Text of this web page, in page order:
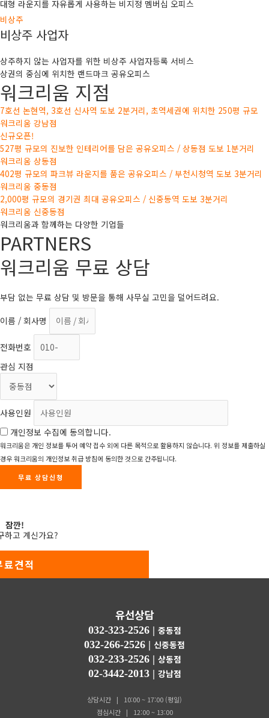
대형 라운지를 자유롭게 사용하는 비지정 멤버십 오피스
비상주
비상주 사업자
상주하지 않는 사업자를 위한 비상주 사업자등록 서비스
상권의 중심에 위치한 랜드마크 공유오피스
워크리움 지점
7호선 논현역, 3호선 신사역 도보 2분거리, 초역세권에 위치한 250평 규모
워크리움 강남점
신규오픈!
527평 규모의 진보한 인테리어를 담은 공유오피스 / 상동점 도보 1분거리
워크리움 상동점
402평 규모의 파크뷰 라운지를 품은 공유오피스 / 부천시청역 도보 3분거리
워크리움 중동점
2,000평 규모의 경기권 최대 공유오피스 / 신중동역 도보 3분거리
워크리움 신중동점
워크리움과 함께하는 다양한 기업들
PARTNERS
워크리움 무료 상담
부담 없는 무료 상담 및 방문을 통해 사무실 고민을 덜어드려요.
이름 / 회사명
전화번호
관심 지점
사용인원
개인정보 수집에 동의합니다.
워크리움은 개인 정보를 투어 예약 접수 외에 다른 목적으로 활용하지 않습니다. 위 정보를 제출하실
경우 워크리움의 개인정보 취급 방침에 동의한 것으로 간주됩니다.
무료 상담신청
잠깐!
하고 계신가요?
료견적
유선상담
032-323-2526 | 중동점
032-266-2526 | 신중동점
032-233-2526 | 상동점
02-3442-2013 | 강남점
상담시간 | 10:00 ~ 17:00 (평일)
점심시간 | 12:00 ~ 13:00